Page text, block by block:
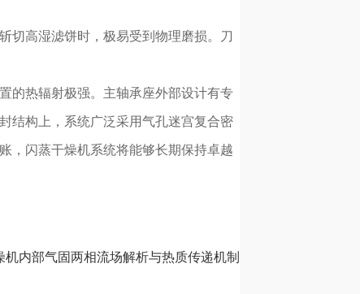
切高湿滤饼时，极易受到物理磨损。刀
的热辐射极强。主轴承座外部设计有专
结构上，系统广泛采用气孔迷宫复合密
，闪蒸干燥机系统将能够长期保持卓越
机内部气固两相流场解析与热质传递机制